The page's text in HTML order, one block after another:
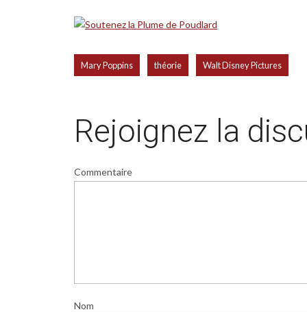
Mary Poppins théorie Walt Disney Pictures
Rejoignez la
Commentaire
Nom